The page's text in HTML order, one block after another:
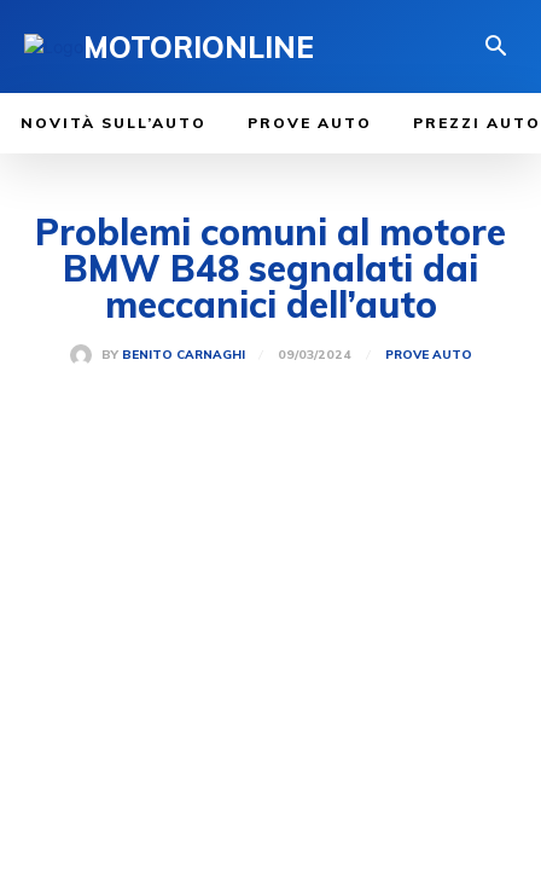
MOTORIONLINE
NOVITÀ SULL’AUTO PROVE AUTO PREZZI AUTO
Problemi comuni al motore
BMW B48 segnalati dai
meccanici dell’auto
BY BENITO CARNAGHI 09/03/2024 PROVE AUTO